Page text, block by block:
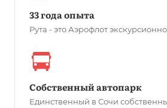
33 года опыта
Рута - это Аэрофлот
Собственный автопарк
Единственный в Сочи